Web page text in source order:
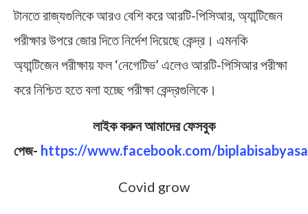
টানতে রাজ্যগুলিকে আরও বেশি করে আরটি-পিসিআর, অ্যান্টিজেন
পরীক্ষার উপরে জোর দিতে নির্দেশ দিয়েছে কেন্দ্র। এমনকি
অ্যান্টিজেন পরীক্ষায় ফল ‘নেগেটিভ’ এলেও আরটি-পিসিআর পরীক্ষা
করে নিশ্চিত হতে বলা হচ্ছে পরীক্ষা কেন্দ্রগুলিকে।
লাইক করুন আমাদের ফেসবুক
পেজ- https://www.facebook.com/
Covid grow